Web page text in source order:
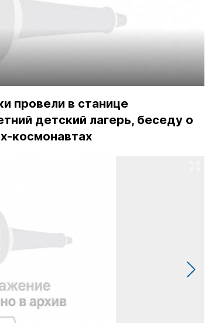
провели в станице
детский лагерь, беседу о
космонавтах